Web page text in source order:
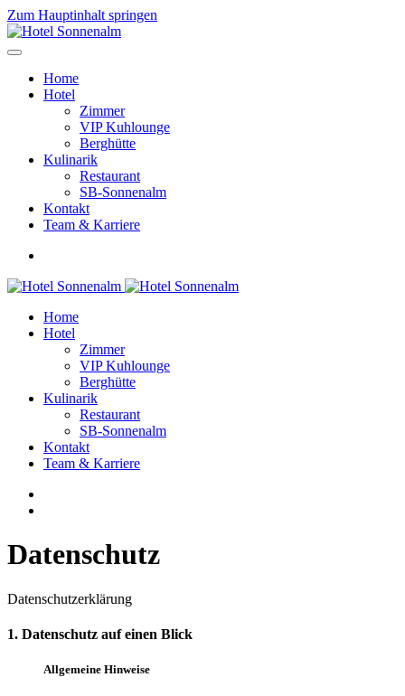
Zum Hauptinhalt springen
Home
Hotel
Zimmer
VIP Kuhlounge
Berghütte
Kulinarik
Restaurant
SB-Sonnenalm
Kontakt
Team & Karriere
Home
Hotel
Zimmer
VIP Kuhlounge
Berghütte
Kulinarik
Restaurant
SB-Sonnenalm
Kontakt
Team & Karriere
Datenschutz
Datenschutzerklärung
1. Datenschutz auf einen Blick
Allgemeine Hinweise